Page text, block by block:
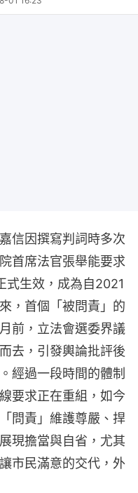
信因撰寫判詞時多次
首席法官張舉能要求
式生效，成為自2021
，首個「被問責」的
前，立法會選委界議
去，引發輿論批評後
經過一段時間的體制
要求正在重組，如今
問責」維護尊嚴、捍
現擔當與自省，尤其
市民滿意的交代，外